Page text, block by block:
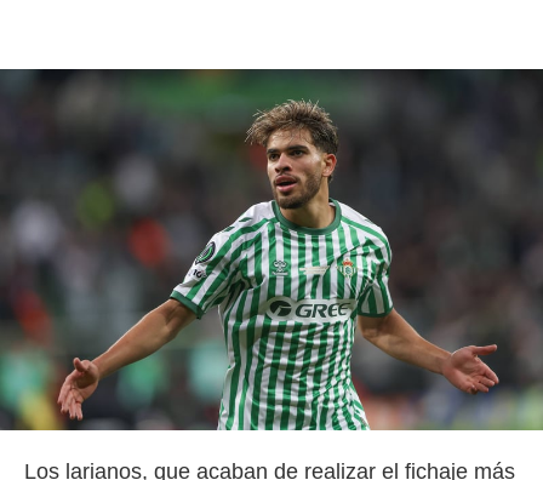
abono
similares
como
este sitio
IP
de
Los larianos, que acaban de realizar el fichaje más